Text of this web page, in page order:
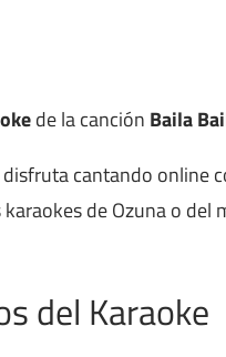
de la canción Baila
cantando online
de Ozuna o
del Karaoke